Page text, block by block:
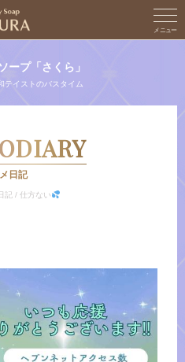
ープ「さくら」
テイストのバスタイム
日記
記 / 仕方ない